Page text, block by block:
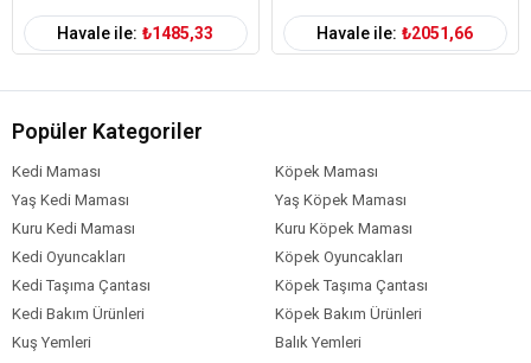
İçerik
Kedi Maması
0-100 gr
Kampanya
Kedi Maması
Ambalaj
Kedi Irk Özelliği Tümüne Uygun
Havale ile: ₺1485,33 Havale ile: ₺2051,66
Popüler Kategoriler
Kedi Maması
Köpek Maması
Yaş Kedi Maması
Yaş Köpek Maması
Kuru Kedi Maması
Kuru Köpek Maması
Kedi Oyuncakları
Köpek Oyuncakları
Kedi Taşıma Çantası
Köpek Taşıma Çantası
Kedi Bakım Ürünleri
Köpek Bakım Ürünleri
Kuş Yemleri
Balık Yemleri